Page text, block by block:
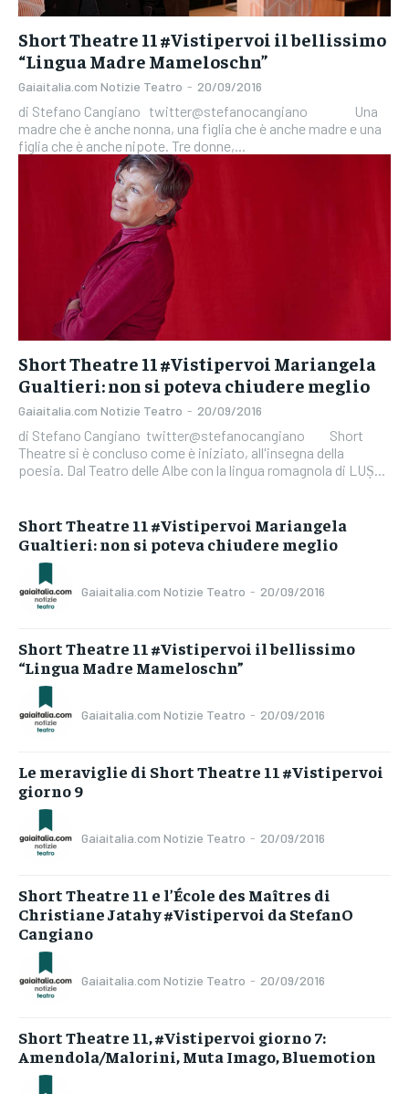
Short Theatre 11 #Vistipervoi il bellissimo
“Lingua Madre Mameloschn”
Gaiaitalia.com Notizie Teatro - 20/09/2016
di Stefano Cangiano twitter@stefanocangiano Una
madre che è anche nonna, una figlia che è anche madre e una
figlia che è anche nipote. Tre donne,...
Short Theatre 11 #Vistipervoi Mariangela
Gualtieri: non si poteva chiudere meglio
Gaiaitalia.com Notizie Teatro - 20/09/2016
di Stefano Cangiano twitter@stefanocangiano Short
Theatre si è concluso come è iniziato, all'insegna della
poesia. Dal Teatro delle Albe con la lingua romagnola di LUṢ...
Short Theatre 11 #Vistipervoi Mariangela
Gualtieri: non si poteva chiudere meglio
Gaiaitalia.com Notizie Teatro - 20/09/2016
Short Theatre 11 #Vistipervoi il bellissimo
“Lingua Madre Mameloschn”
Gaiaitalia.com Notizie Teatro - 20/09/2016
Le meraviglie di Short Theatre 11 #Vistipervoi
giorno 9
Gaiaitalia.com Notizie Teatro - 20/09/2016
Short Theatre 11 e l’École des Maîtres di
Christiane Jatahy #Vistipervoi da StefanO
Cangiano
Gaiaitalia.com Notizie Teatro - 20/09/2016
Short Theatre 11, #Vistipervoi giorno 7:
Amendola/Malorini, Muta Imago, Bluemotion